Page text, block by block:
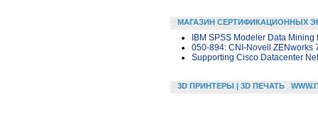
МАГАЗИН СЕРТИФИКАЦИОННЫХ
IBM SPSS Modeler Data
050-894: CNI-Novell ZENworks
Supporting Cisco Datacenter
3D ПРИНТЕРЫ | 3D ПЕЧАТЬ